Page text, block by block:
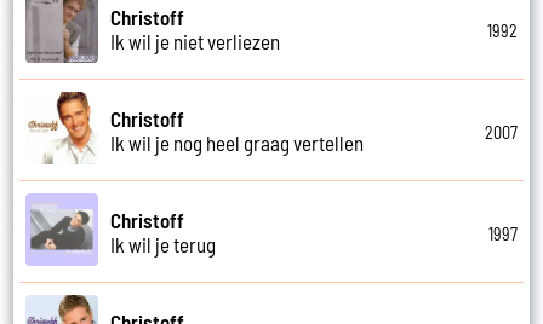
Christoff
Ik wil je niet verliezen
1992
Christoff
Ik wil je nog heel graag vertellen
2007
Christoff
Ik wil je terug
1997